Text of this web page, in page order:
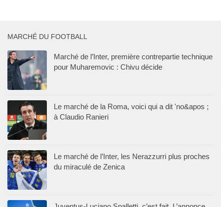
MARCHÉ DU FOOTBALL
Marché de l’Inter, première contrepartie technique
pour Muharemovic : Chivu décide
Le marché de la Roma, voici qui a dit 'no&apos ;
à Claudio Ranieri
Le marché de l’Inter, les Nerazzurri plus proches
du miraculé de Zenica